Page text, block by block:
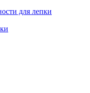
для лепки